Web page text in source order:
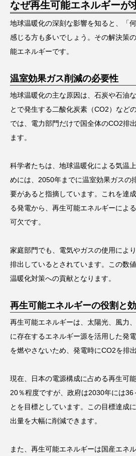
なぜ再生可能エネルギーが
地球温暖化の深刻な影響を知ると、「
感じる方も多いでしょう。その解決策
能エネルギーです。
温室効果ガス削減の必要性
地球温暖化の主な原因は、石炭や石油
とで発生する二酸化炭素（CO2）など
では、電力部門だけで国全体のCO2排
ます。
科学者たちは、地球温暖化による気温
めには、2050年までに温室効果ガスの
要があると指摘しています。これを達
る発電から、再生可能エネルギーによ
可欠です。
家庭部門でも、電気やガスの使用によ
排出しているとされています。この数
温暖化対策への貢献となります。
再生可能エネルギーの役割と
再生可能エネルギーは、太陽光、風力
に存在するエネルギー源を活用した発
を燃やさないため、発電時にCO2を排出
現在、日本の電源構成に占める再生可
20％程度ですが、政府は2030年には36
とを目標としています。この目標達成
出量を大幅に削減できます。
また、再生可能エネルギーは国産エネ